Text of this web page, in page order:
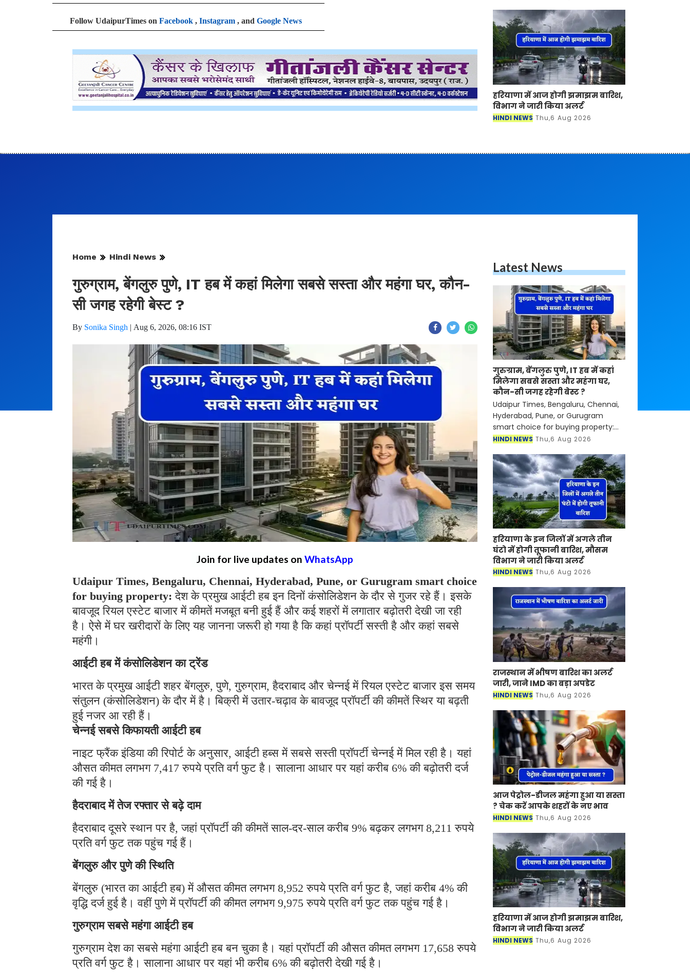
Follow UdaipurTimes on Facebook , Instagram , and Google News
हरियाणा में आज होगी झमाझम बारिश,
विभाग ने जारी किया अलर्ट
HINDI NEWS Thu,6 Aug 2026
Home Hindi News
गुरुग्राम, बेंगलुरु पुणे, IT हब में कहां मिलेगा सबसे सस्ता और महंगा घर, कौन-
सी जगह रहेगी बेस्ट ?
By Sonika Singh | Aug 6, 2026, 08:16 IST
Join for live updates on WhatsApp
Udaipur Times, Bengaluru, Chennai, Hyderabad, Pune, or Gurugram smart choice
for buying property: देश के प्रमुख आईटी हब इन दिनों कंसोलिडेशन के दौर से गुजर रहे हैं। इसके
बावजूद रियल एस्टेट बाजार में कीमतें मजबूत बनी हुई हैं और कई शहरों में लगातार बढ़ोतरी देखी जा रही
है। ऐसे में घर खरीदारों के लिए यह जानना जरूरी हो गया है कि कहां प्रॉपर्टी सस्ती है और कहां सबसे
महंगी।
आईटी हब में कंसोलिडेशन का ट्रेंड
भारत के प्रमुख आईटी शहर बेंगलुरु, पुणे, गुरुग्राम, हैदराबाद और चेन्नई में रियल एस्टेट बाजार इस समय
संतुलन (कंसोलिडेशन) के दौर में है। बिक्री में उतार-चढ़ाव के बावजूद प्रॉपर्टी की कीमतें स्थिर या बढ़ती
हुई नजर आ रही हैं।
चेन्नई सबसे किफायती आईटी हब
नाइट फ्रैंक इंडिया की रिपोर्ट के अनुसार, आईटी हब्स में सबसे सस्ती प्रॉपर्टी चेन्नई में मिल रही है। यहां
औसत कीमत लगभग 7,417 रुपये प्रति वर्ग फुट है। सालाना आधार पर यहां करीब 6% की बढ़ोतरी दर्ज
की गई है।
हैदराबाद में तेज रफ्तार से बढ़े दाम
हैदराबाद दूसरे स्थान पर है, जहां प्रॉपर्टी की कीमतें साल-दर-साल करीब 9% बढ़कर लगभग 8,211 रुपये
प्रति वर्ग फुट तक पहुंच गई हैं।
बेंगलुरु और पुणे की स्थिति
बेंगलुरु (भारत का आईटी हब) में औसत कीमत लगभग 8,952 रुपये प्रति वर्ग फुट है, जहां करीब 4% की
वृद्धि दर्ज हुई है। वहीं पुणे में प्रॉपर्टी की कीमत लगभग 9,975 रुपये प्रति वर्ग फुट तक पहुंच गई है।
गुरुग्राम सबसे महंगा आईटी हब
गुरुग्राम देश का सबसे महंगा आईटी हब बन चुका है। यहां प्रॉपर्टी की औसत कीमत लगभग 17,658 रुपये
प्रति वर्ग फुट है। सालाना आधार पर यहां भी करीब 6% की बढ़ोतरी देखी गई है।
Latest News
गुरुग्राम, बेंगलुरु पुणे, IT हब में कहां
मिलेगा सबसे सस्ता और महंगा घर,
कौन-सी जगह रहेगी बेस्ट ?
Udaipur Times, Bengaluru, Chennai,
Hyderabad, Pune, or Gurugram
smart choice for buying property:
देश के प्रमुख आईटी हब इन दिनों
बावजूद रियल एस्टेट बाजार में क
HINDI NEWS Thu,6 Aug 2026
हरियाणा के इन जिलों में अगले तीन
घंटो में होगी तूफानी बारिश, मौसम
विभाग ने जारी किया अलर्ट
HINDI NEWS Thu,6 Aug 2026
राजस्थान में भीषण बारिश का अलर्ट
जारी, जाने IMD का बड़ा अपडेट
HINDI NEWS Thu,6 Aug 2026
आज पेट्रोल-डीजल महंगा हुआ या सस्ता
? चेक करें आपके शहरों के नए भाव
HINDI NEWS Thu,6 Aug 2026
हरियाणा में आज होगी झमाझम बारिश,
विभाग ने जारी किया अलर्ट
HINDI NEWS Thu,6 Aug 2026